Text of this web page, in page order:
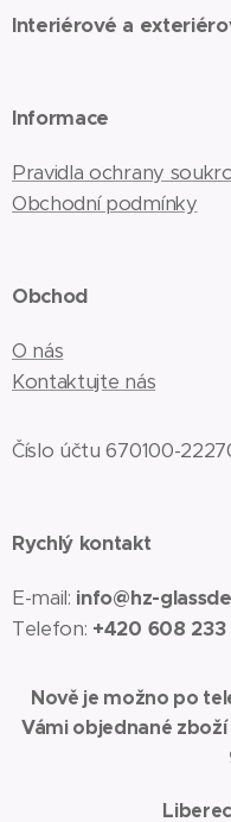
Interiérové a
Informace
Pravidla ochrany
Obchodní podmínky
Obchod
O nás
Kontaktujte nás
Číslo účtu 670100-
Rychlý kontakt
E-mail: info@hz-
Telefon: +420 608 233
Nově je možno po
Vámi objednané